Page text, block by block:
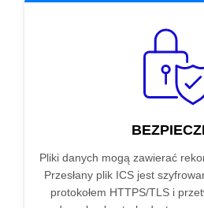
Pliki danych mogą zawierać
Przesłany plik ICS jest
protokołem HTTPS/TLS i